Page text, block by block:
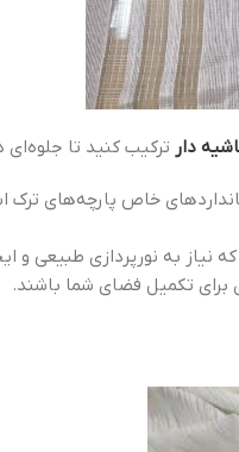
دار ترکیب کنید تا
خاص پارچه‌های ترک
نیاز به نورپردازی طبیعی و
برای تکمیل فضای شما باشند.